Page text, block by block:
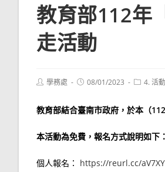
教育部112年
走活動
Post學務處
Post08/01/2023
Post4. 活
教育部結合臺南市政府，於本（
本活動為免費，報名方式說明如下：
個人報名： https://reurl.cc/